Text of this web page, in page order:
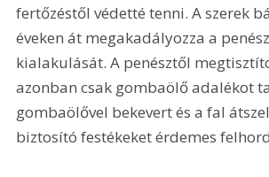
fertőzéstől védetté tenni. A szerek
éveken át megakadályozza a
kialakulását. A penésztől
azonban csak gombaölő adalékot
gombaölővel bekevert és a fal
biztosító festékeket érdemes